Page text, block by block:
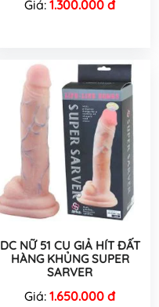
Giá: 1.300.000 đ
DC NỮ 51 CU GIẢ HÍT ĐẤT
HÀNG KHỦNG SUPER
SARVER
Giá: 1.650.000 đ